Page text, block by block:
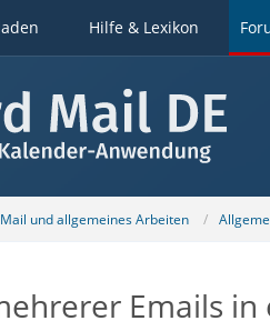
Hilfe & Lexikon
und allgemeines Arbeiten
Emails